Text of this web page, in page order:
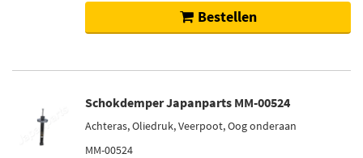
Bestellen
Schokdemper Japanparts MM-00524
Achteras, Oliedruk, Veerpoot, Oog onderaan
MM-00524